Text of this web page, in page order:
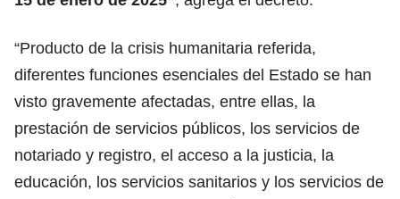
“Producto de la crisis humanitaria referida,
diferentes funciones esenciales del Estado se han
visto gravemente afectadas, entre ellas, la
prestación de servicios públicos, los servicios de
notariado y registro, el acceso a la justicia, la
educación, los servicios sanitarios y los servicios de